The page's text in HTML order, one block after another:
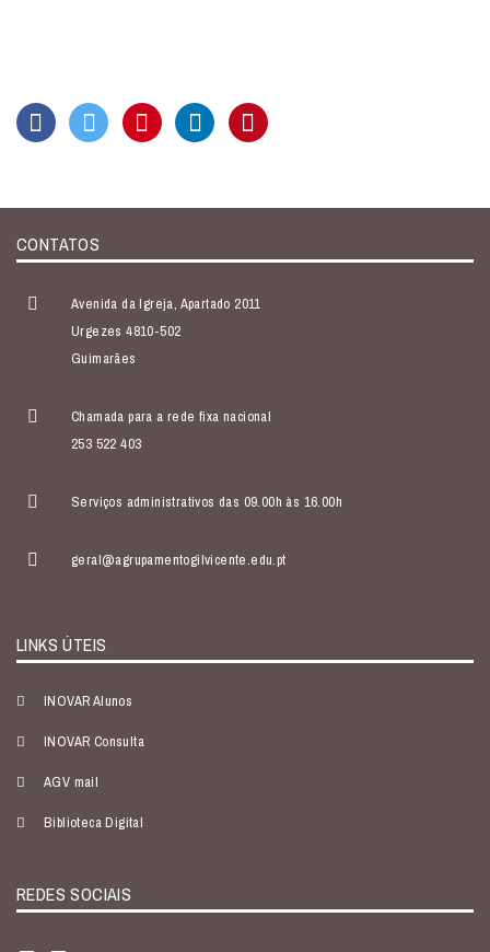
CONTATOS
Avenida da Igreja, Apartado 2011
Urgezes 4810-502
Guimarães
Chamada para a rede fixa nacional
253 522 403
Serviços administrativos das 09.00h às 16.00h
geral@agrupamentogilvicente.edu.pt
LINKS ÚTEIS
INOVAR Alunos
INOVAR Consulta
AGV mail
Biblioteca Digital
REDES SOCIAIS